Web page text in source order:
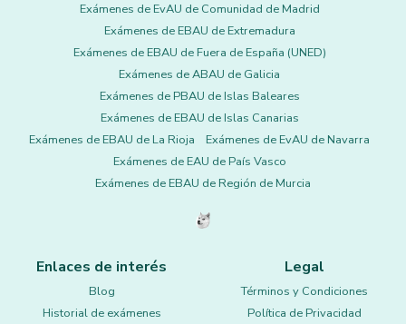
Exámenes de EvAU de Comunidad de Madrid
Exámenes de EBAU de Extremadura
Exámenes de EBAU de Fuera de España (UNED)
Exámenes de ABAU de Galicia
Exámenes de PBAU de Islas Baleares
Exámenes de EBAU de Islas Canarias
Exámenes de EBAU de La Rioja
Exámenes de EvAU de Navarra
Exámenes de EAU de País Vasco
Exámenes de EBAU de Región de Murcia
Enlaces de interés
Blog
Historial de exámenes
Legal
Términos y Condiciones
Política de Privacidad